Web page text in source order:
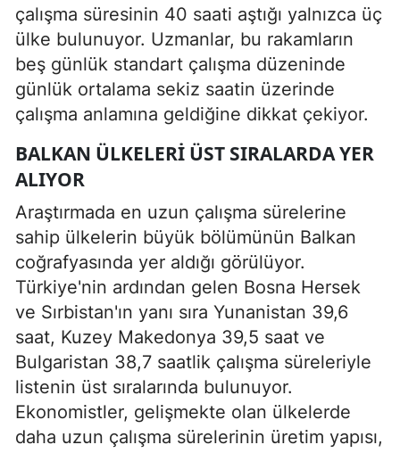
çalışma süresinin 40 saati aştığı yalnızca üç
ülke bulunuyor. Uzmanlar, bu rakamların
beş günlük standart çalışma düzeninde
günlük ortalama sekiz saatin üzerinde
çalışma anlamına geldiğine dikkat çekiyor.
BALKAN ÜLKELERI ÜST SIRALARDA YER
ALIYOR
Araştırmada en uzun çalışma sürelerine
sahip ülkelerin büyük bölümünün Balkan
coğrafyasında yer aldığı görülüyor.
Türkiye'nin ardından gelen Bosna Hersek
ve Sırbistan'ın yanı sıra Yunanistan 39,6
saat, Kuzey Makedonya 39,5 saat ve
Bulgaristan 38,7 saatlik çalışma süreleriyle
listenin üst sıralarında bulunuyor.
Ekonomistler, gelişmekte olan ülkelerde
daha uzun çalışma sürelerinin üretim yapısı,